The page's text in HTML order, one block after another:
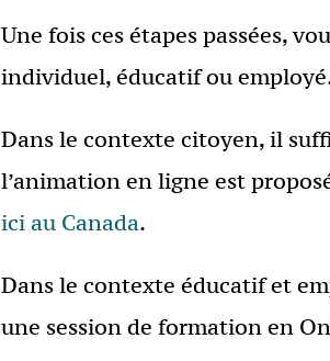
Une fois ces étapes passées,
individuel, éducatif ou
Dans le contexte citoyen, il
l’animation en ligne est
ici au Canada.
Dans le contexte éducatif et
une session de formation en